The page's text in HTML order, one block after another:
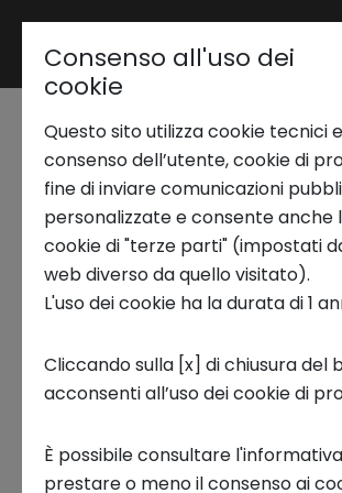
Trend Analysis
Applied Research
Startup Development
Business Transformation
Ecosystem enabling
Industrial &
Security of Things
A causa dell'aumento
prevede un analogoincremento
dovuti al crescente numero di
informatici. Ci sono forti
sicurezza in molti settori
Consenso all'uso dei
cookie
Questo sito utilizza cookie tecnici
consenso dell’utente, cookie di
fine di inviare comunicazioni
personalizzate e consente anche
cookie di "terze parti" (impostati
web diverso da quello visitato).
L'uso dei cookie ha la durata di 1
Cliccando sulla [x] di chiusura del
acconsenti all’uso dei cookie di
È possibile consultare
prestare o meno il consenso ai